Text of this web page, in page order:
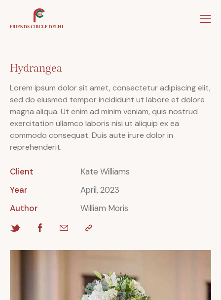
Hydrangea
Lorem ipsum dolor sit amet, consectetur adipiscing elit,
sed do eiusmod tempor incididunt ut labore et dolore
magna aliqua. Ut enim ad minim veniam, quis nostrud
exercitation ullamco laboris nisi ut aliquip ex ea
commodo consequat. Duis aute irure dolor in
reprehenderit.
Client
Kate Williams
Year
April, 2023
Author
William Moris